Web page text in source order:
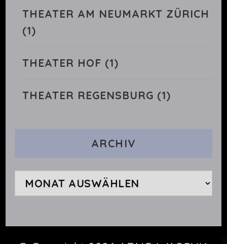
THEATER AM NEUMARKT ZÜRICH
(1)
THEATER HOF (1)
THEATER REGENSBURG (1)
ARCHIV
Archiv